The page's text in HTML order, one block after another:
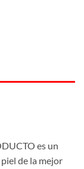
es un
de la mejor